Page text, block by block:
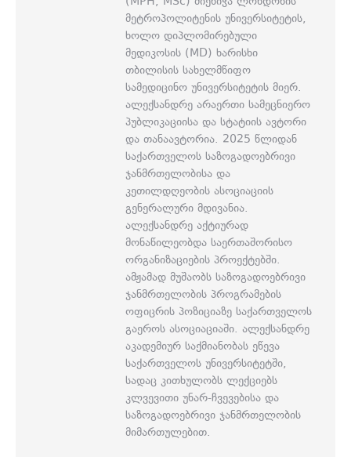
მეტროპოლიტენის უნივერსიტეტის,
ხოლო დიპლომირებული
მედიკოსის (MD) ხარისხი
თბილისის სახელმწიფო
სამედიცინო უნივერსიტეტის მიერ.
ალექსანდრე არაერთი სამეცნიერო
პუბლიკაციისა და სტატიის ავტორი
და თანაავტორია. 2025 წლიდან
საქართველოს საზოგადოებრივი
ჯანმრთელობისა და
კეთილდღეობის ასოციაციის
გენერალური მდივანია.
ალექსანდრე აქტიურად
მონაწილეობდა საერთაშორისო
ორგანიზაციების პროექტებში.
ამჟამად მუშაობს საზოგადოებრივი
ჯანმრთელობის პროგრამების
ოფიცრის პოზიციაზე საქართველოს
გაეროს ასოციაციაში. ალექსანდრე
აკადემიურ საქმიანობას ეწევა
საქართველოს უნივერსიტეტში,
სადაც კითხულობს ლექციებს
კლვევითი უნარ-ჩვევებისა და
საზოგადოებრივი ჯანმრთელობის
მიმართულებით.